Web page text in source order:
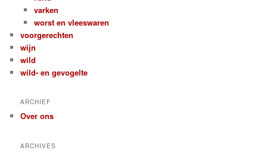
varken
worst en vleeswaren
voorgerechten
wijn
wild
wild- en gevogelte
ARCHIEF
Over ons
ARCHIVES